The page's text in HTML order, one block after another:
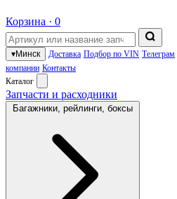
Корзина · 0
▾Минск Доставка Подбор по VIN Телеграм
компании Контакты
Каталог
Запчасти и расходники
Багажники, рейлинги, боксы